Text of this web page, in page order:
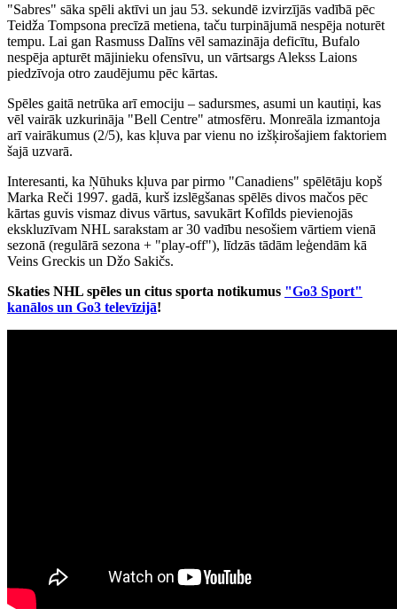
"Sabres" sāka spēli aktīvi un jau 53. sekundē izvirzījās vadībā pēc
Teidža Tompsona precīzā metiena, taču turpinājumā nespēja noturēt
tempu. Lai gan Rasmuss Dalīns vēl samazināja deficītu, Bufalo
nespēja apturēt mājinieku ofensīvu, un vārtsargs Alekss Laions
piedzīvoja otro zaudējumu pēc kārtas.
Spēles gaitā netrūka arī emociju – sadursmes, asumi un kautiņi, kas
vēl vairāk uzkurināja "Bell Centre" atmosfēru. Monreāla izmantoja
arī vairākumus (2/5), kas kļuva par vienu no izšķirošajiem faktoriem
šajā uzvarā.
Interesanti, ka Ņūhuks kļuva par pirmo "Canadiens" spēlētāju kopš
Marka Reči 1997. gadā, kurš izslēgšanas spēlēs divos mačos pēc
kārtas guvis vismaz divus vārtus, savukārt Kofīlds pievienojās
ekskluzīvam NHL sarakstam ar 30 vadību nesošiem vārtiem vienā
sezonā (regulārā sezona + "play-off"), līdzās tādām leģendām kā
Veins Greckis un Džo Sakičs.
Skaties NHL spēles un citus sporta notikumus "Go3 Sport"
kanālos un Go3 televīzijā!